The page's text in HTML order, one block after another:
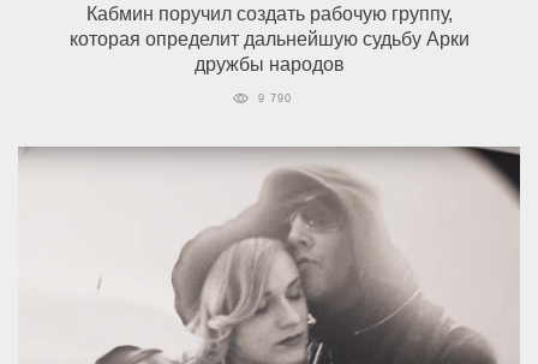
Кабмин поручил создать рабочую группу,
которая определит дальнейшую судьбу Арки
дружбы народов
9 790